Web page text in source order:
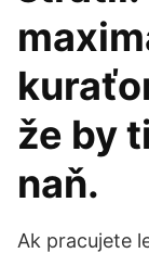
že by
naň.
Ak pracujete